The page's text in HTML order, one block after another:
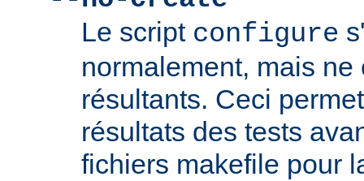
Le script configure
normalement, mais
résultants. Ceci
résultats des tests
fichiers makefile pour